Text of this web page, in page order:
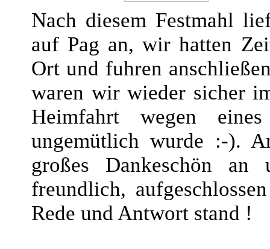
Nach diesem Festmahl
auf Pag an, wir hatten
Ort und fuhren
waren wir wieder sicher
Heimfahrt wegen
ungemütlich wurde :-).
großes Dankeschön an
freundlich,
Rede und Antwort stand !